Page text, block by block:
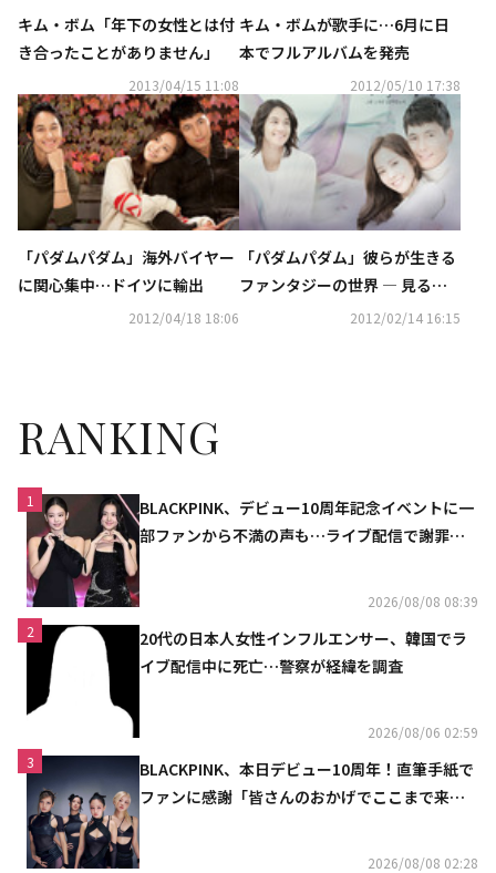
キム・ボム「年下の女性とは付
き合ったことがありません」
2013/04/15 11:08
キム・ボムが歌手に…6月に日
本でフルアルバムを発売
2012/05/10 17:38
「パダムパダム」海外バイヤー
に関心集中…ドイツに輸出
2012/04/18 18:06
「パダムパダム」彼らが生きる
ファンタジーの世界 ― 見る？
2012/02/14 16:15
RANKING
1
BLACKPINK、デビュー10周年記念イベントに一
部ファンから不満の声も…ライブ配信で謝罪
2026/08/08 08:39
2
20代の日本人女性インフルエンサー、韓国でラ
イブ配信中に死亡…警察が経緯を調査
2026/08/06 02:59
3
BLACKPINK、本日デビュー10周年！直筆手紙で
ファンに感謝「皆さんのおかげでここまで来ら
2026/08/08 02:28